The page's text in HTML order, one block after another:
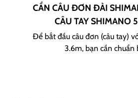
CẦN CÂU ĐƠN ĐÀI
CÂU TAY SHIMANO
Để bắt đầu câu đơn (câu tay)
3.6m, bạn cần chuẩn